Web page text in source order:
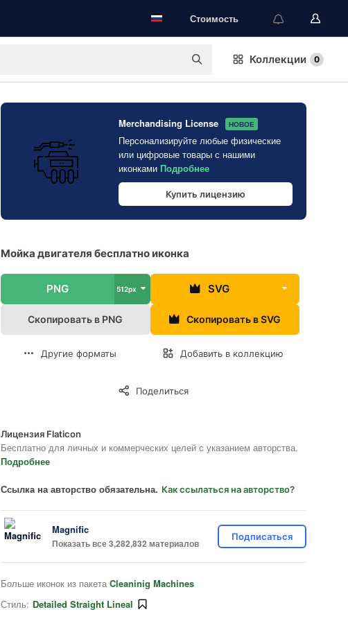
Стоимость
Коллекции 0
Merchandising License НОВОЕ
Персонализируйте любые физические
или цифровые товары с нашими
иконками Подробнее
Купить лицензию
Мойка двигателя бесплатно иконка
PNG 512px SVG
Скопировать в PNG Скопировать в SVG
Другие форматы Добавить в коллекцию
Поделиться
Лицензия Flaticon
Бесплатно для личных и коммерческих целей с указанием авторства.
Подробнее
Ссылка на авторство обязательна. Как ссылаться на авторство?
Magnific
Показать все 3,282,832 материалов
Подписаться
Больше иконок из пакета Cleaninig Machines
Стиль: Detailed Straight Lineal